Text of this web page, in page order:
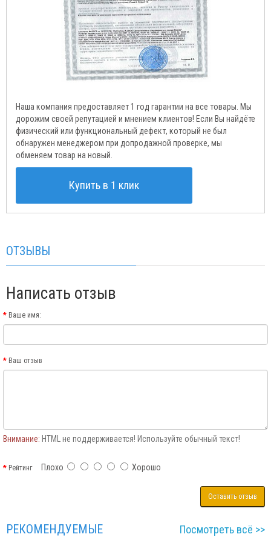
Наша компания предоставляет 1 год гарантии на все товары. Мы
дорожим своей репутацией и мнением клиентов! Если Вы найдёте
физический или функциональный дефект, который не был
обнаружен менеджером при допродажной проверке, мы
обменяем товар на новый.
Купить в 1 клик
ОТЗЫВЫ
Написать отзыв
Ваше имя:
Ваш отзыв
Внимание: HTML не поддерживается! Используйте обычный текст!
РейтингПлохо Хорошо
Оставить отзыв
РЕКОМЕНДУЕМЫЕ Посмотреть всё >>